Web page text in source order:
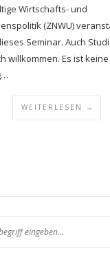
Wirtschafts- und
(ZNWU)
Seminar. Auch
willkommen. Es ist keine
WEITERLESEN →